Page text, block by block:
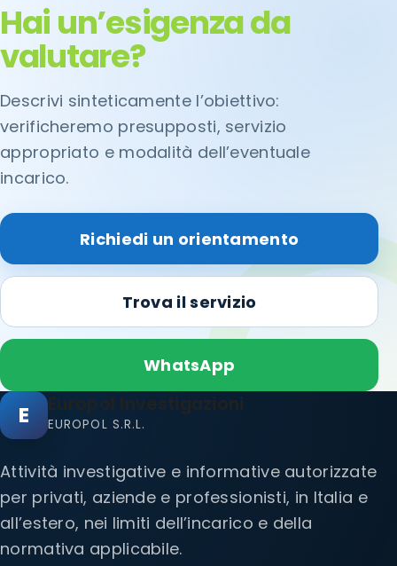
Hai un’esigenza da
valutare?
Descrivi sinteticamente l’obiettivo:
verificheremo presupposti, servizio
appropriato e modalità dell’eventuale
incarico.
Richiedi un orientamento
Trova il servizio
WhatsApp
E Europol Investigazioni
EUROPOL S.R.L.
Attività investigative e informative autorizzate
per privati, aziende e professionisti, in Italia e
all’estero, nei limiti dell’incarico e della
normativa applicabile.